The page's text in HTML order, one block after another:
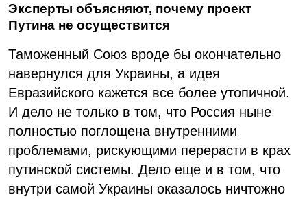
Эксперты объясняют, почему проект
Путина не осуществится
Таможенный Союз вроде бы окончательно
навернулся для Украины, а идея
Евразийского кажется все более утопичной.
И дело не только в том, что Россия ныне
полностью поглощена внутренними
проблемами, рискующими перерасти в крах
путинской системы. Дело еще и в том, что
внутри самой Украины оказалось ничтожно